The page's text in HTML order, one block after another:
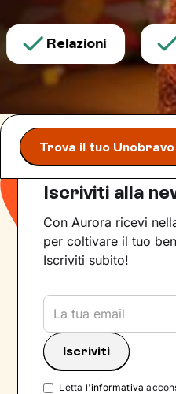
Relazioni
Trova il tuo Unobravo
Iscriviti alla
Con Aurora ricevi
per coltivare il tuo
Iscriviti subito!
Letta l'informativa